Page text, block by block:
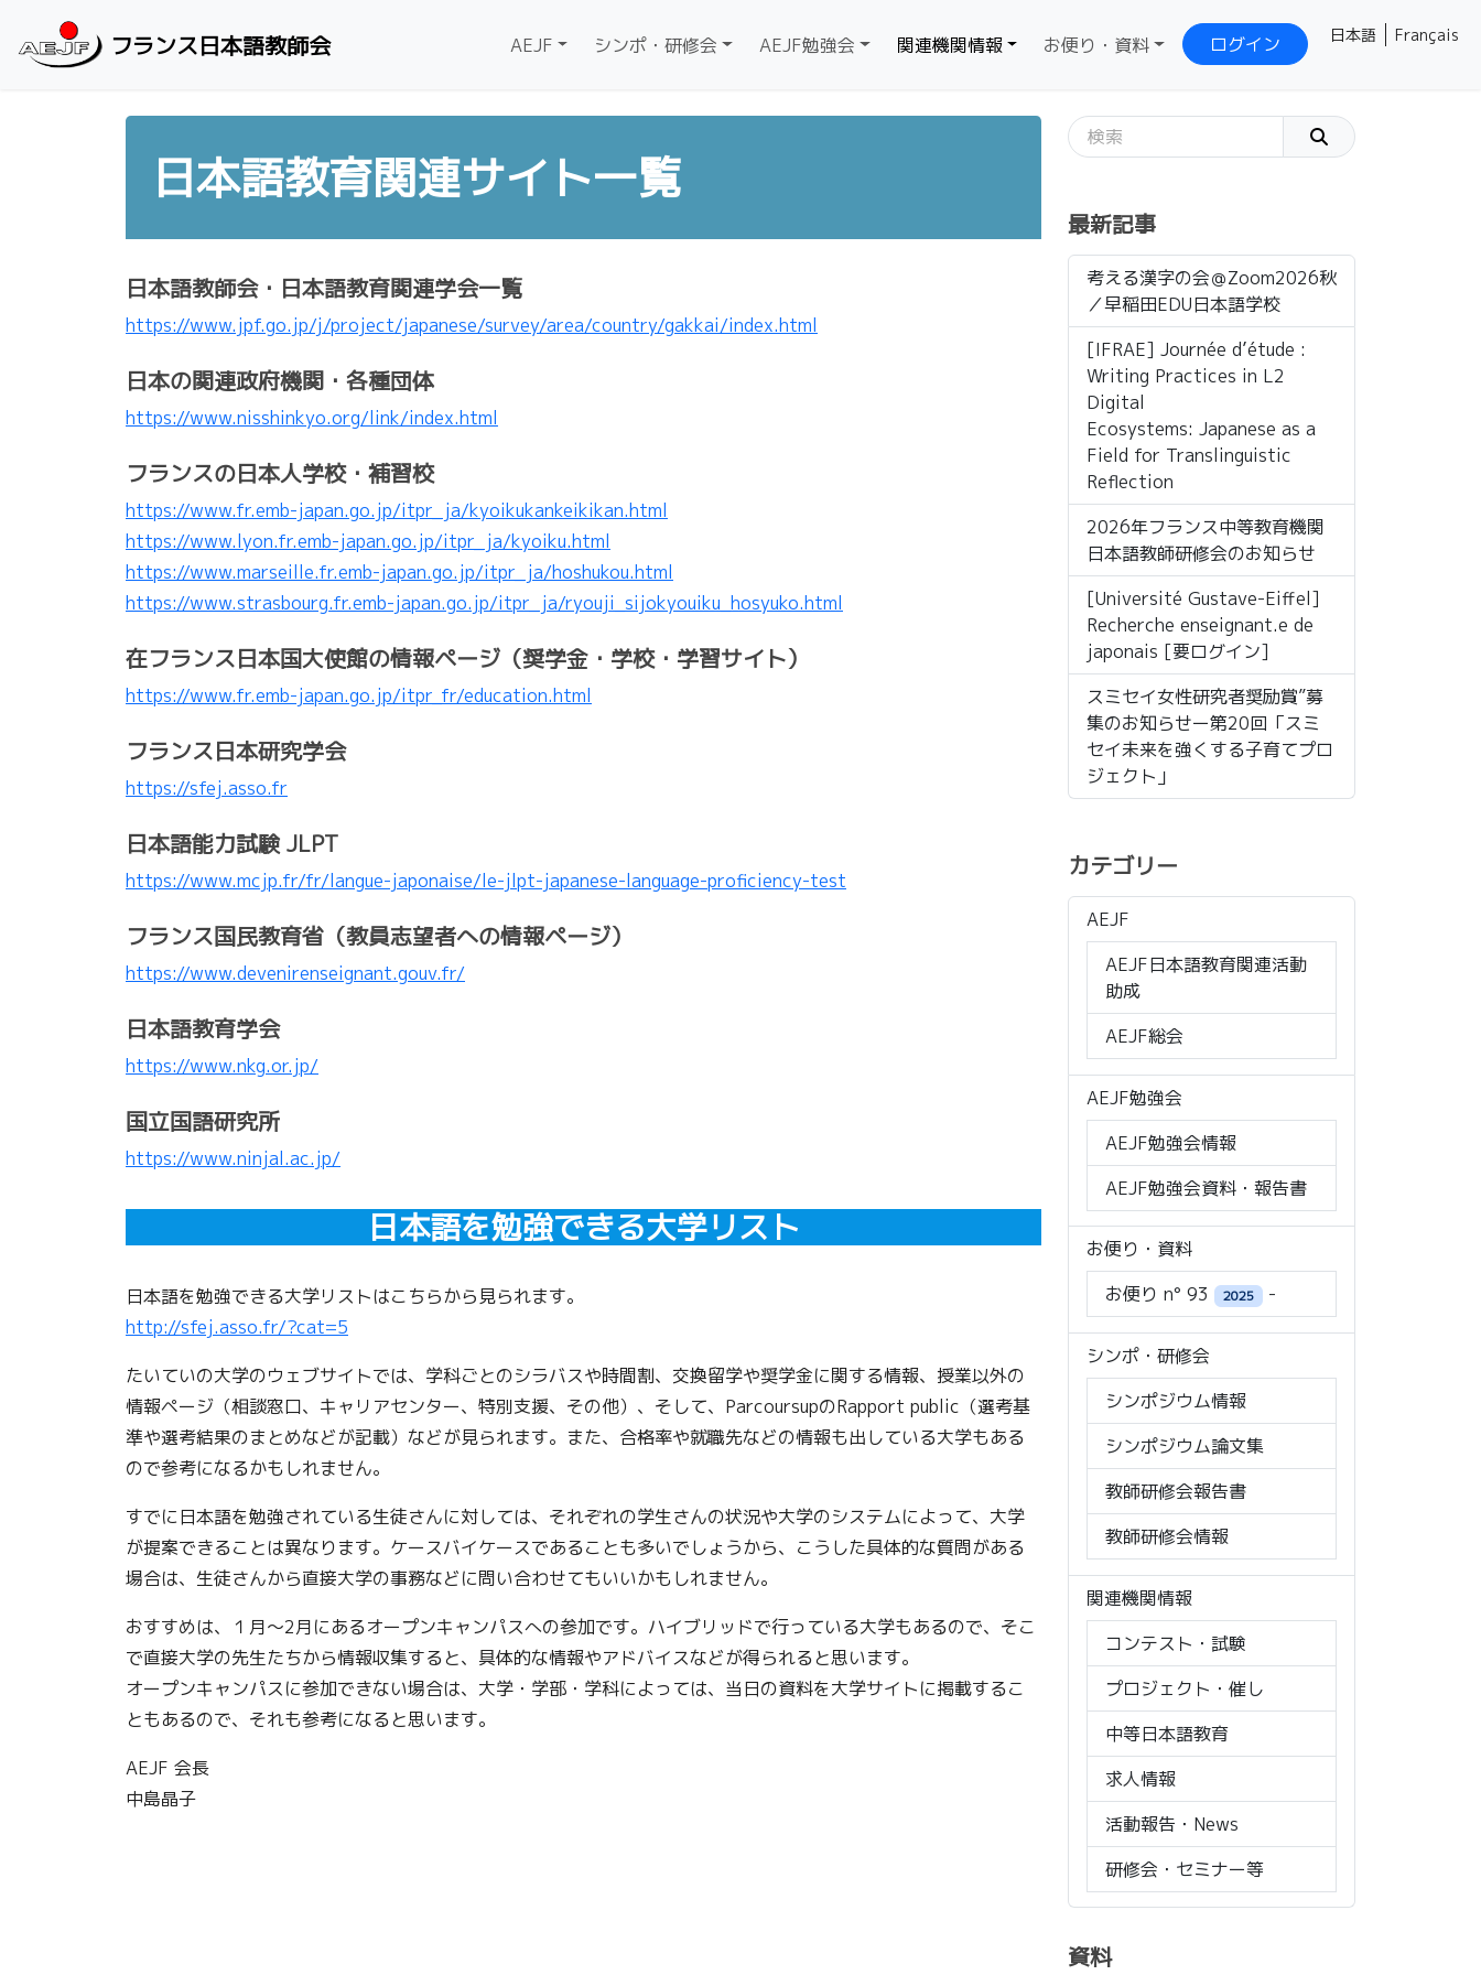
フランス日本語教師会 AEJF シンポ・研修会 AEJF勉強会 関連機関情報 お便り・資料 ログイン Français
日本語
日本語教育関連サイト一覧
日本語教師会・日本語教育関連学会一覧
https://www.jpf.go.jp/j/project/japanese/survey/area/country/gakkai/index.html
日本の関連政府機関・各種団体
https://www.nisshinkyo.org/link/index.html
フランスの日本人学校・補習校
https://www.fr.emb-japan.go.jp/itpr_ja/kyoikukankeikikan.html
https://www.lyon.fr.emb-japan.go.jp/itpr_ja/kyoiku.html
https://www.marseille.fr.emb-japan.go.jp/itpr_ja/hoshukou.html
https://www.strasbourg.fr.emb-japan.go.jp/itpr_ja/ryouji_sijokyouiku_hosyuko.html
在フランス日本国大使館の情報ページ（奨学金・学校・学習サイト）
https://www.fr.emb-japan.go.jp/itpr_fr/education.html
フランス日本研究学会
https://sfej.asso.fr
日本語能力試験 JLPT
https://www.mcjp.fr/fr/langue-japonaise/le-jlpt-japanese-language-proficiency-test
フランス国民教育省（教員志望者への情報ページ）
https://www.devenirenseignant.gouv.fr/
日本語教育学会
https://www.nkg.or.jp/
国立国語研究所
https://www.ninjal.ac.jp/
日本語を勉強できる大学リスト
日本語を勉強できる大学リストはこちらから見られます。
http://sfej.asso.fr/?cat=5
たいていの大学のウェブサイトでは、学科ごとのシラバスや時間割、交換留学や奨学金に関する情報、授業以外の
情報ページ（相談窓口、キャリアセンター、特別支援、その他）、そして、ParcoursupのRapport public（選考基
準や選考結果のまとめなどが記載）などが見られます。また、合格率や就職先などの情報も出している大学もある
ので参考になるかもしれません。
すでに日本語を勉強されている生徒さんに対しては、それぞれの学生さんの状況や大学のシステムによって、大学
が提案できることは異なります。ケースバイケースであることも多いでしょうから、こうした具体的な質問がある
場合は、生徒さんから直接大学の事務などに問い合わせてもいいかもしれません。
おすすめは、１月～2月にあるオープンキャンパスへの参加です。ハイブリッドで行っている大学もあるので、そこ
で直接大学の先生たちから情報収集すると、具体的な情報やアドバイスなどが得られると思います。
オープンキャンパスに参加できない場合は、大学・学部・学科によっては、当日の資料を大学サイトに掲載するこ
ともあるので、それも参考になると思います。
AEJF 会長
中島晶子
最新記事
考える漢字の会＠Zoom2026秋
／早稲田EDU日本語学校
[IFRAE] Journée d’étude :
Writing Practices in L2
Digital
Ecosystems: Japanese as a
Field for Translinguistic
Reflection
2026年フランス中等教育機関
日本語教師研修会のお知らせ
[Université Gustave-Eiffel]
Recherche enseignant.e de
japonais [要ログイン]
スミセイ女性研究者奨励賞”募
集のお知らせー第20回「スミ
セイ未来を強くする子育てプロ
ジェクト」
カテゴリー
AEJF
AEJF日本語教育関連活動
助成
AEJF総会
AEJF勉強会
AEJF勉強会情報
AEJF勉強会資料・報告書
お便り・資料
お便り n° 93
2025 -
シンポ・研修会
シンポジウム情報
シンポジウム論文集
教師研修会報告書
教師研修会情報
関連機関情報
コンテスト・試験
プロジェクト・催し
中等日本語教育
求人情報
活動報告・News
研修会・セミナー等
資料